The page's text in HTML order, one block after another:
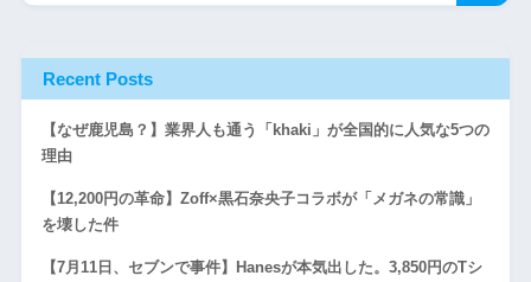
Recent Posts
【なぜ鹿児島？】業界人も通う「khaki」が全国的に人気な5つの
理由
【12,200円の革命】Zoff×黒石奈央子コラボが「メガネの常識」
を壊した件
【7月11日、セブンで事件】Hanesが本気出した。3,850円のTシ